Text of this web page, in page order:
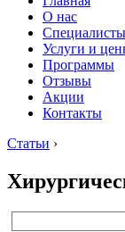
О нас
Cпециалисты
Услуги и
Программы
Отзывы
Акции
Контакты
Статьи ›